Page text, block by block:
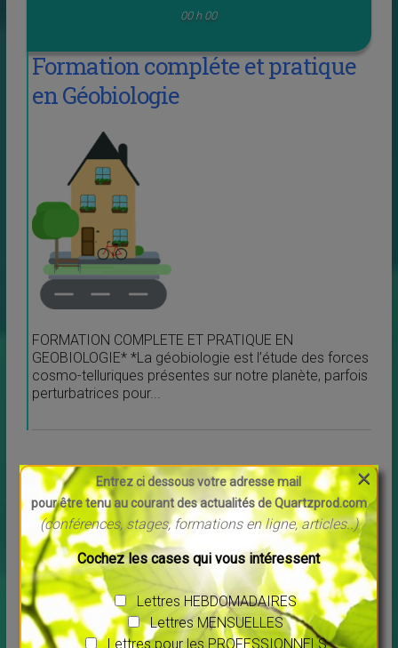
00 h 00
Formation compléte et pratique
en Géobiologie
FORMATION COMPLETE ET PRATIQUE EN
GEOBIOLOGIE* *La géobiologie est l’étude des forces
cosmo-telluriques présentes sur notre planète, parfois
perturbatrices pour...
11 Oct 26
-> 21 Oct 26
00 h 00
Lise Côté nous invite en Arizona
Entrez ci dessous votre adresse mail
pour être tenu au courant des actualités de Quartzprod.com
(conférences, stages, formations en ligne, articles..)
Cochez les cases qui vous intéressent
Lettres HEBDOMADAIRES
Lettres MENSUELLES
Lettres pour les PROFESSIONNELS
×